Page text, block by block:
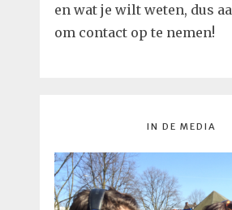
en wat je wilt weten, dus
om contact op te nemen!
IN DE MEDIA